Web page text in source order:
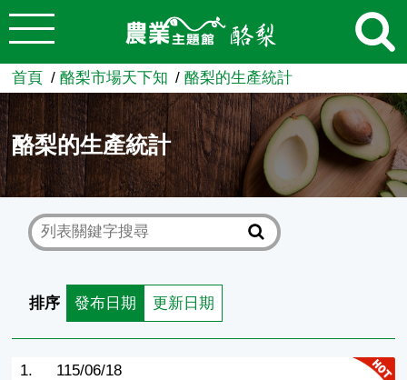
跳到主要內容
農業知識入口網
首頁 酪梨市場天下知 酪梨的生產統計
酪梨的生產統計
排序 發布日期 更新日期
1.
115/06/18